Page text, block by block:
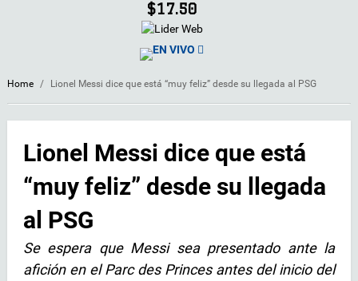
$17.50
EN VIVO
Home / Lionel Messi dice que está “muy feliz” desde su llegada al PSG
Lionel Messi dice que está
“muy feliz” desde su llegada
al PSG
Se espera que Messi sea presentado ante la
afición en el Parc des Princes antes del inicio del